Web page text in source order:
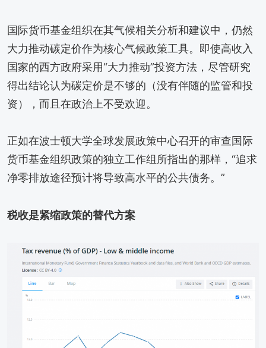
国际货币基金组织在其气候相关分析和建议中，仍然
大力推动碳定价作为核心气候政策工具。即使高收入
国家的西方政府采用“大力推动”投资方法，尽管研究
得出结论认为碳定价是不够的（没有伴随的监管和投
资），而且在政治上不受欢迎。
正如在波士顿大学全球发展政策中心召开的审查国际
货币基金组织政策的独立工作组所指出的那样，“追求
净零排放途径预计将导致高水平的公共债务。”
税收是紧缩政策的替代方案